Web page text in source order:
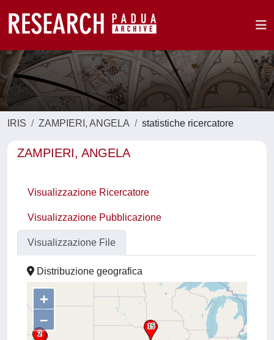
IRIS ZAMPIERI, ANGELA statistiche ricercatore
ZAMPIERI, ANGELA
Visualizzazione Ricercatore
Visualizzazione Pubblicazione
Visualizzazione File
Distribuzione geografica
+
–